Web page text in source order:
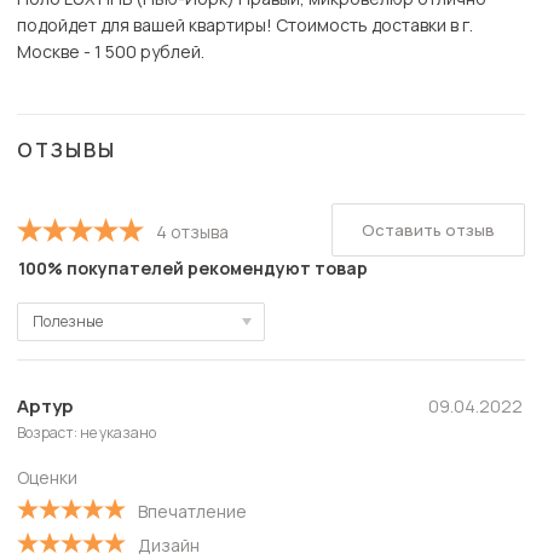
подойдет для вашей квартиры! Стоимость доставки в г.
Москве - 1 500 рублей.
ОТЗЫВЫ
4 отзыва
100% покупателей рекомендуют товар
Полезные
Полезные
Новые
Старые
С высокой оценкой
С низкой оценкой
Артур
Возраст: не указано
Оценки
Впечатление
Дизайн
09.04.2022
Оставить отзыв